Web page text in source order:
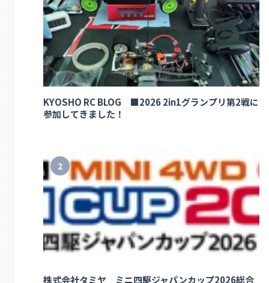
KYOSHO RC BLOG ■2026 2in1グランプリ第2戦に
参加してきました！
2
株式会社タミヤ ミニ四駆ジャパンカップ2026総合